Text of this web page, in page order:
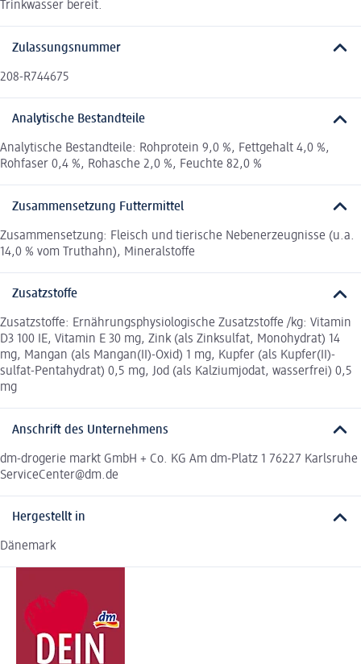
Trinkwasser bereit.
Zulassungsnummer
208-R744675
Analytische Bestandteile
Analytische Bestandteile: Rohprotein 9,0 %, Fettgehalt 4,0 %,
Rohfaser 0,4 %, Rohasche 2,0 %, Feuchte 82,0 %
Zusammensetzung Futtermittel
Zusammensetzung: Fleisch und tierische Nebenerzeugnisse (u.a.
14,0 % vom Truthahn), Mineralstoffe
Zusatzstoffe
Zusatzstoffe: Ernährungsphysiologische Zusatzstoffe /kg: Vitamin
D3 100 IE, Vitamin E 30 mg, Zink (als Zinksulfat, Monohydrat) 14
mg, Mangan (als Mangan(II)-Oxid) 1 mg, Kupfer (als Kupfer(II)-
sulfat-Pentahydrat) 0,5 mg, Jod (als Kalziumjodat, wasserfrei) 0,5
mg
Anschrift des Unternehmens
dm-drogerie markt GmbH + Co. KG Am dm-Platz 1 76227 Karlsruhe
ServiceCenter@dm.de
Hergestellt in
Dänemark